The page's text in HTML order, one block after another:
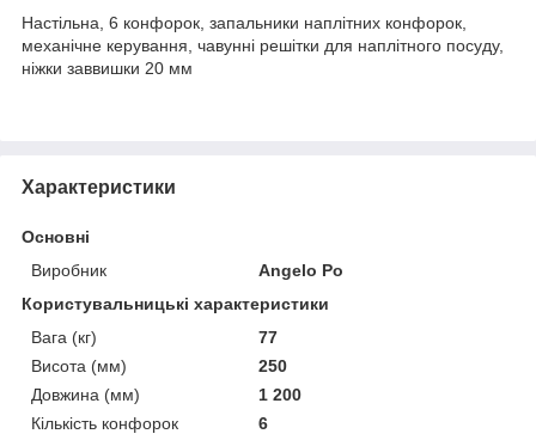
Настільна, 6 конфорок, запальники наплітних конфорок,
механічне керування, чавунні решітки для наплітного посуду,
ніжки заввишки 20 мм
Характеристики
Основні
Виробник
Angelo Po
Користувальницькі характеристики
Вага (кг)
77
Висота (мм)
250
Довжина (мм)
1 200
Кількість конфорок
6